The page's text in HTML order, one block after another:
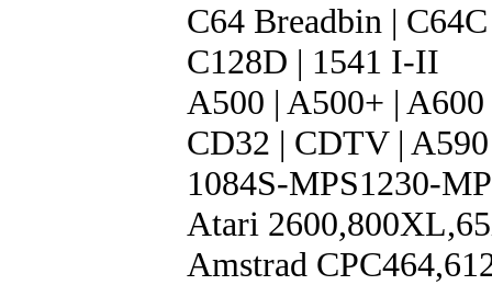
C64 Breadbin |
C128D | 1541 I-II
A500 | A500+ |
CD32 | CDTV | A590
1084S-MPS1230-
Atari
Amstrad